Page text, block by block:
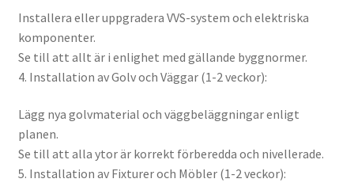
Installera eller uppgradera VVS-system och elektriska
komponenter.
Se till att allt är i enlighet med gällande byggnormer.
4. Installation av Golv och Väggar (1-2 veckor):
Lägg nya golvmaterial och väggbeläggningar enligt
planen.
Se till att alla ytor är korrekt förberedda och nivellerade.
5. Installation av Fixturer och Möbler (1-2 veckor):